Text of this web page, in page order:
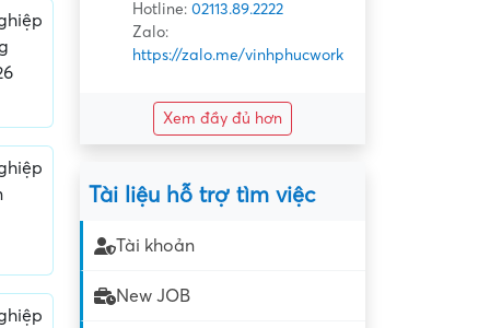
Hotline: 02113.89.2222
Zalo:
https://zalo.me/vinhphucwork
Xem đầy đủ hơn
Tài liệu hỗ trợ tìm việc
Tài khoản
New JOB